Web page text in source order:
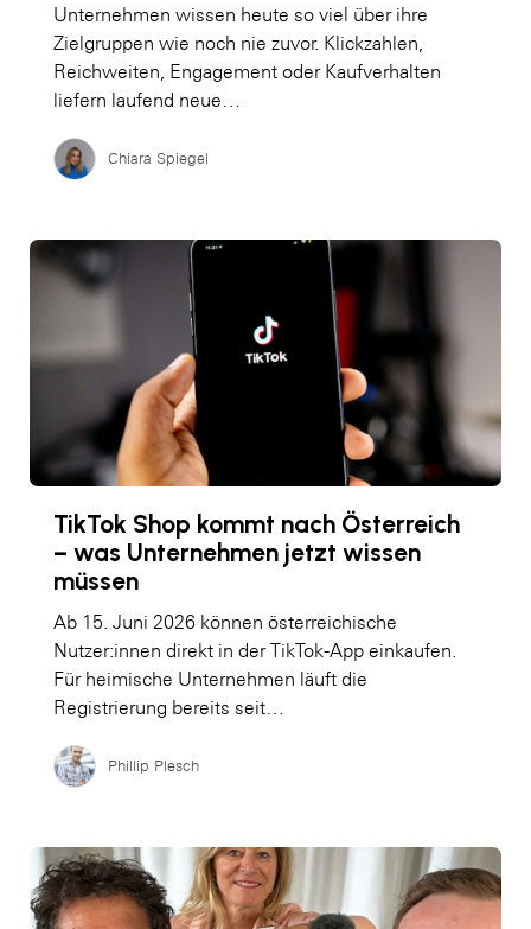
Unternehmen wissen heute so viel über ihre
Zielgruppen wie noch nie zuvor. Klickzahlen,
Reichweiten, Engagement oder Kaufverhalten
liefern laufend neue…
Chiara Spiegel
TikTok Shop kommt nach Österreich
– was Unternehmen jetzt wissen
müssen
Ab 15. Juni 2026 können österreichische
Nutzer:innen direkt in der TikTok-App einkaufen.
Für heimische Unternehmen läuft die
Registrierung bereits seit…
Phillip Plesch